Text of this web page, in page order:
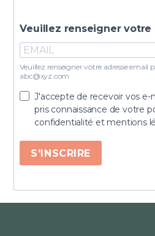
Veuillez renseigner votre
Veuillez renseigner votre adresse email
abc@xyz.com
J'accepte de recevoir vos e-
pris connaissance de votre
confidentialité et mentions
S'INSCRIRE